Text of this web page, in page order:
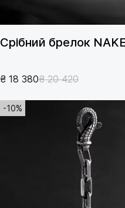
Срібний брелок
₴ 18 380₴ 20 420
-10%